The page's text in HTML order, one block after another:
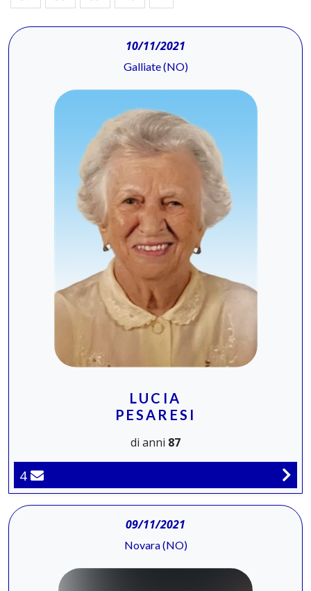
10/11/2021
Galliate (NO)
LUCIA
PESARESI
di anni 87
4
09/11/2021
Novara (NO)